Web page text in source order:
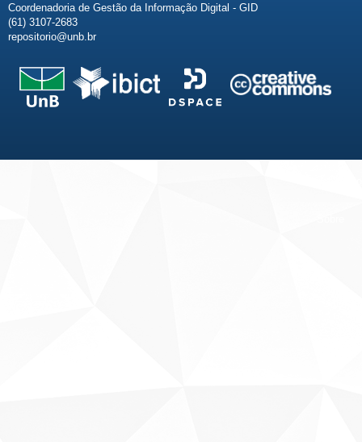
Coordenadoria de Gestão da Informação Digital - GID
(61) 3107-2683
repositorio@unb.br